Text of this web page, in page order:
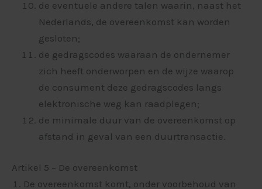
de eventuele andere talen waarin, naast het
Nederlands, de overeenkomst kan worden
gesloten;
de gedragscodes waaraan de ondernemer
zich heeft onderworpen en de wijze waarop
de consument deze gedragscodes langs
elektronische weg kan raadplegen;
de minimale duur van de overeenkomst op
afstand in geval van een duurtransactie.
Artikel 5 – De overeenkomst
De overeenkomst komt, onder voorbehoud van